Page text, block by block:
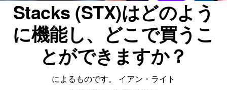
Stacks (STX)はどのよう
に機能し、どこで買うこ
とができますか？
によるものです。 イアン・ライト